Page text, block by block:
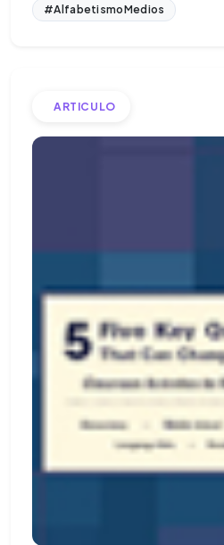
#AlfabetismoMedios
ARTICULO